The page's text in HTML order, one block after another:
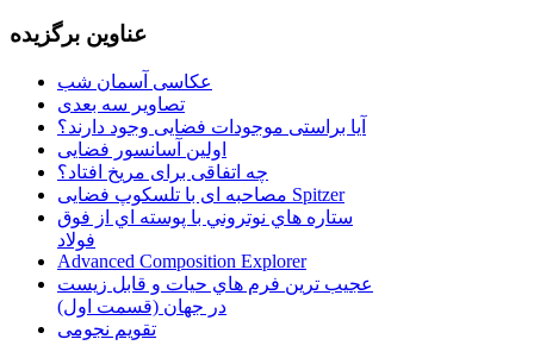
عناوین برگزیده
عکاسی آسمان شب
تصاویر سه بعدی
آیا براستی موجودات فضایی وجود دارند؟
اولین آسانسور فضایی
چه اتفاقی برای مریخ افتاد؟
مصاحبه ای با تلسکوپ فضایی Spitzer
ستاره هاي نوتروني با پوسته اي از فوق
فولاد
Advanced Composition Explorer
عجیب ترین فرم هاي حيات و قابل زيست
در جهان (قسمت اول)
تقویم نجومی